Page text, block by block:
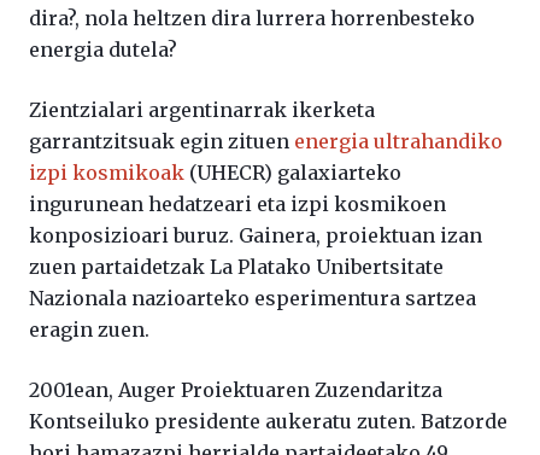
dira?, nola heltzen dira lurrera horrenbesteko
energia dutela?
Zientzialari argentinarrak ikerketa
garrantzitsuak egin zituen energia ultrahandiko
izpi kosmikoak (UHECR) galaxiarteko
ingurunean hedatzeari eta izpi kosmikoen
konposizioari buruz. Gainera, proiektuan izan
zuen partaidetzak La Platako Unibertsitate
Nazionala nazioarteko esperimentura sartzea
eragin zuen.
2001ean, Auger Proiektuaren Zuzendaritza
Kontseiluko presidente aukeratu zuten. Batzorde